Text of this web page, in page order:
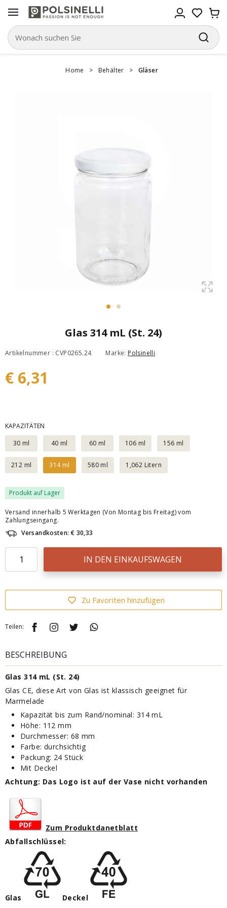
Home > Behälter > Gläser
Glas 314 mL (St. 24)
Artikelnummer : CVP0265.24 Marke: Polsinelli
€ 6,31
KAPAZITÄTEN
30 ml
40 ml 60 ml 106 ml 156 ml
212 ml 314 ml 580 ml 1,062 Litern
Produkt auf Lager
Versand innerhalb 5 Werktagen (Von Montag bis Freitag) vom
Zahlungseingang.
Versandkosten: € 30,33
IN DEN EINKAUFSWAGEN
Zu Favoriten hinzufügen
Teilen:
BESCHREIBUNG
Glas 314 mL (St. 24)
Glas CE, diese Art von Glas ist klassisch geeignet für
Marmelade
Kapazität bis zum Rand/nominal: 314 mL
Höhe: 112 mm
Durchmesser: 68 mm
Farbe: durchsichtig
Packung: 24 Stück
Mit Deckel
Achtung: Das Logo ist auf der Vase nicht vorhanden
Zum Produktdanetblatt
Abfallschlüssel:
Glas Deckel